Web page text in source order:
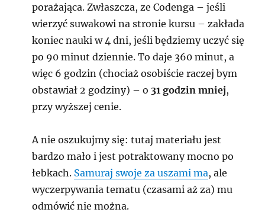
porażająca. Zwłaszcza, ze Codenga – jeśli
wierzyć suwakowi na stronie kursu – zakłada
koniec nauki w 4 dni, jeśli będziemy uczyć się
po 90 minut dziennie. To daje 360 minut, a
więc 6 godzin (chociaż osobiście raczej bym
obstawiał 2 godziny) – o 31 godzin mniej,
przy wyższej cenie.
A nie oszukujmy się: tutaj materiału jest
bardzo mało i jest potraktowany mocno po
łebkach. Samuraj swoje za uszami ma, ale
wyczerpywania tematu (czasami aż za) mu
odmówić nie można.